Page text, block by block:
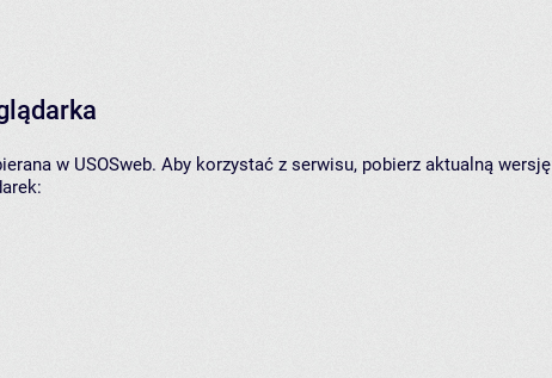
w USOSweb. Aby korzystać z serwisu, pobierz aktualną wersję